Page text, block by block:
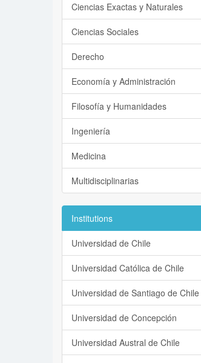
Ciencias Exactas y Naturales
Ciencias Sociales
Derecho
Economía y Administración
Filosofía y Humanidades
Ingeniería
Medicina
Multidisciplinarias
Institutions
Universidad de Chile
Universidad Católica de Chile
Universidad de Santiago de Chile
Universidad de Concepción
Universidad Austral de Chile